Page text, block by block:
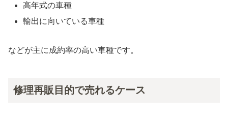
高年式の車種
輸出に向いている車種
などが主に成約率の高い車種です。
修理再販目的で売れるケース